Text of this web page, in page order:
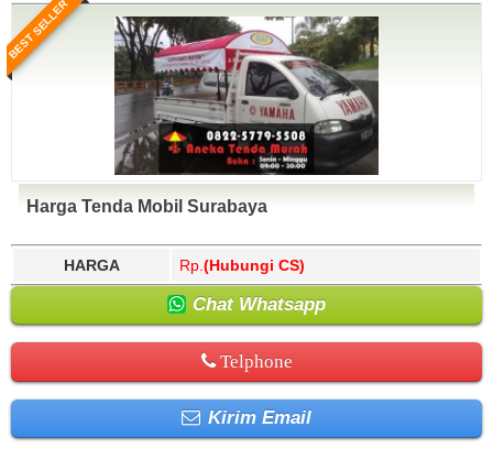
BEST SELLER
Harga Tenda Mobil Surabaya
HARGA Rp. (Hubungi CS)
Chat Whatsapp
Telphone
Kirim Email